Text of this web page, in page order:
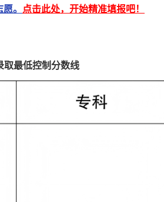
。 点击此处，开始精准填报吧！
取最低控制分数线